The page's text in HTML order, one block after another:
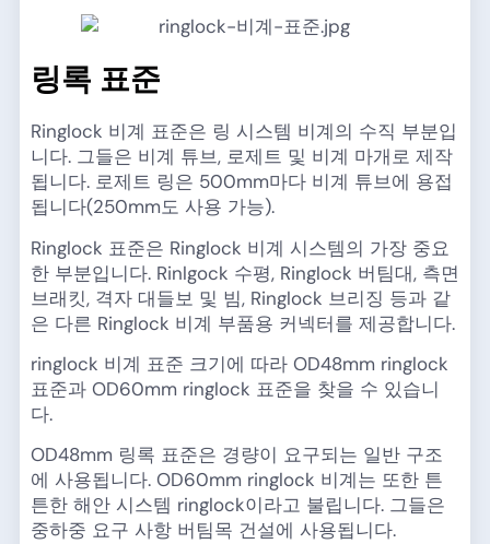
링록 표준
Ringlock 비계 표준은 링 시스템 비계의 수직 부분입
니다. 그들은 비계 튜브, 로제트 및 비계 마개로 제작
됩니다. 로제트 링은 500mm마다 비계 튜브에 용접
됩니다(250mm도 사용 가능).
Ringlock 표준은 Ringlock 비계 시스템의 가장 중요
한 부분입니다. Rinlgock 수평, Ringlock 버팀대, 측면
브래킷, 격자 대들보 및 빔, Ringlock 브리징 등과 같
은 다른 Ringlock 비계 부품용 커넥터를 제공합니다.
ringlock 비계 표준 크기에 따라 OD48mm ringlock
표준과 OD60mm ringlock 표준을 찾을 수 있습니
다.
OD48mm 링록 표준은 경량이 요구되는 일반 구조
에 사용됩니다. OD60mm ringlock 비계는 또한 튼
튼한 해안 시스템 ringlock이라고 불립니다. 그들은
중하중 요구 사항 버팀목 건설에 사용됩니다.